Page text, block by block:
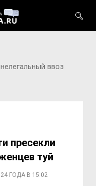
ввоз
пресекли
туй
ГОДА В 15:02